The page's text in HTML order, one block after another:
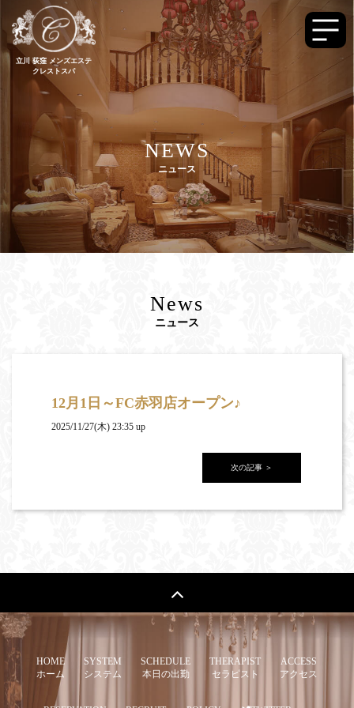
立川 荻窪 メンズエステ
クレストスパ
NEWS
ニュース
News
ニュース
12月1日～FC赤羽店オープン♪
2025/11/27(木) 23:35 up
次の記事 ＞
HOME
ホーム
SYSTEM
システム
SCHEDULE
本日の出勤
THERAPIST
セラピスト
ACCESS
アクセス